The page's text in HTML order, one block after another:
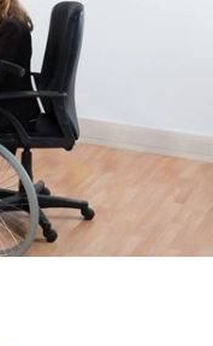
Çorum
Diyarbakır